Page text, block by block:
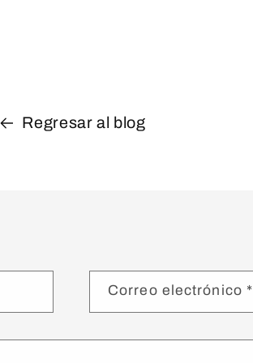
Regresar al blog
Correo electrónico *